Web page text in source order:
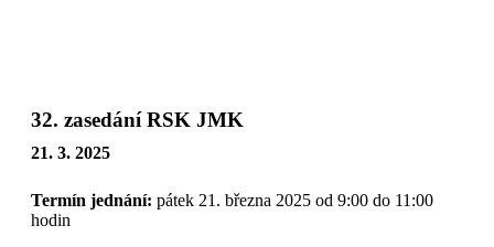
32. zasedání RSK JMK
21. 3. 2025
Termín jednání: pátek 21. března 2025 od 9:00 do 11:00
hodin